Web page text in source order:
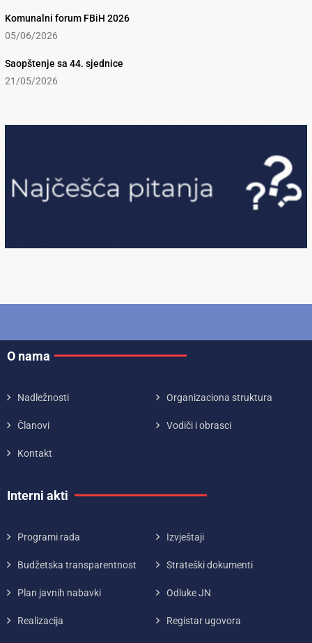
Komunalni forum FBiH 2026
05/06/2026
Saopštenje sa 44. sjednice
21/05/2026
O nama
Nadležnosti Organizaciona struktura
Članovi Vodiči i obrasci
Kontakt
Interni akti
Programi rada Izvještaji
Budžetska transparentnost Strateški dokumenti
Plan javnih nabavki Odluke JN
Realizacija Registar ugovora